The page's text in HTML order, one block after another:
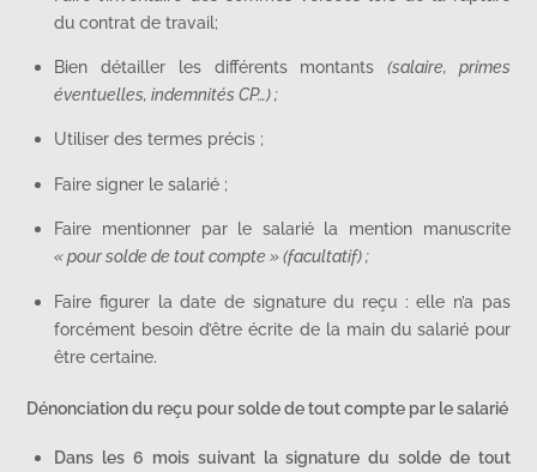
du contrat de travail;
Bien détailler les différents montants (salaire, primes
éventuelles, indemnités CP…) ;
Utiliser des termes précis ;
Faire signer le salarié ;
Faire mentionner par le salarié la mention manuscrite
« pour solde de tout compte » (facultatif) ;
Faire figurer la date de signature du reçu : elle n’a pas
forcément besoin d’être écrite de la main du salarié pour
être certaine.
Dénonciation du reçu pour solde de tout compte par le salarié
Dans les 6 mois suivant la signature du solde de tout